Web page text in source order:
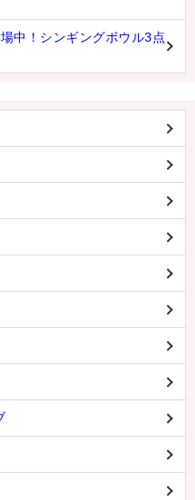
中！シンギングボウル3点